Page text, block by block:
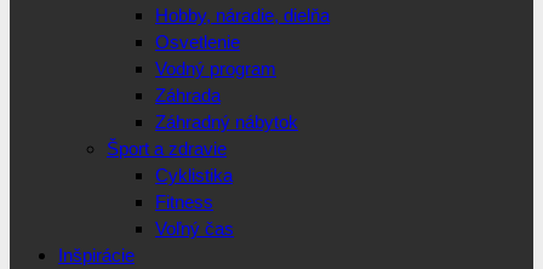
Hobby, náradie, dielňa
Osvetlenie
Vodný program
Záhrada
Záhradný nábytok
Šport a zdravie
Cyklistika
Fitness
Voľný čas
Inšpirácie